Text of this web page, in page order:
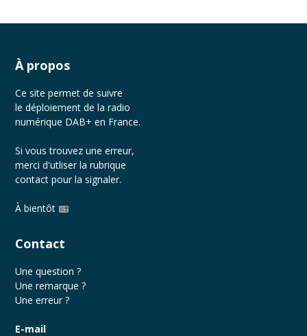
À propos
Ce site permet de suivre
le déploiement de la radio
numérique DAB+ en France.
Si vous trouvez une erreur,
merci d'utliser la rubrique
contact pour la signaler.
À bientôt
Contact
Une question ?
Une remarque ?
Une erreur ?
E-mail